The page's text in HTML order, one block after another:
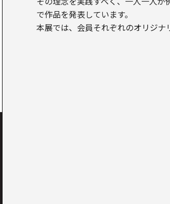
で作品を発表しています。
本展では、会員それぞれのオリジナ